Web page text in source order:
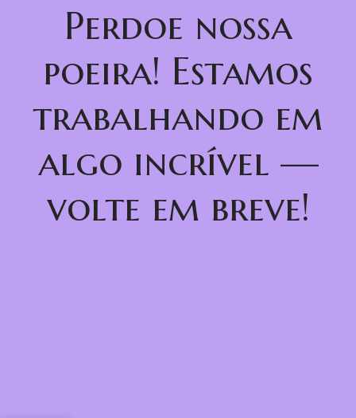
Perdoe nossa
poeira! Estamos
trabalhando em
algo incrível —
volte em breve!